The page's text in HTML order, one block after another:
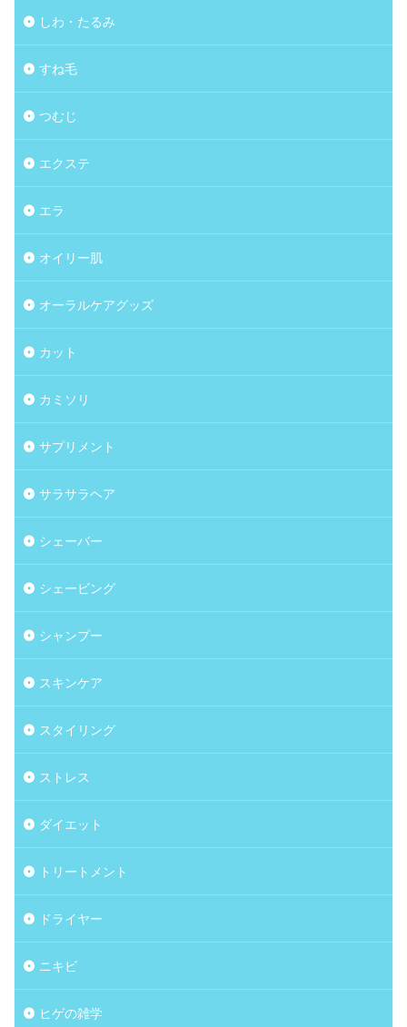
しわ・たるみ
すね毛
つむじ
エクステ
エラ
オイリー肌
オーラルケアグッズ
カット
カミソリ
サプリメント
サラサラヘア
シェーバー
シェービング
シャンプー
スキンケア
スタイリング
ストレス
ダイエット
トリートメント
ドライヤー
ニキビ
ヒゲの雑学